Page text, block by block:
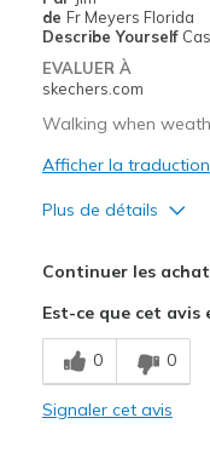
de Fr Meyers Florida
Describe Yourself
EVALUER À
skechers.com
Walking when
Afficher la traduction
Plus de détails
Breathe Well
Comfortable
Continuer les
Est-ce que cet avis
0 0
Signaler cet avis